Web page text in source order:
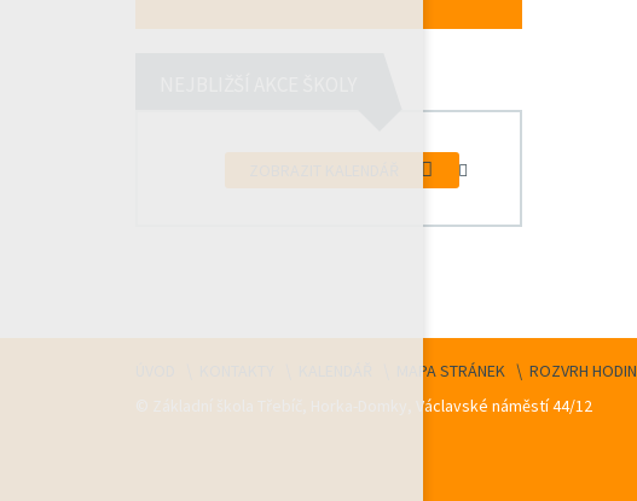
MAPA STRÁNEK ROZVRH HODIN
© Základní škola Třebíč, Horka-Domky, Václavské náměstí 44/12